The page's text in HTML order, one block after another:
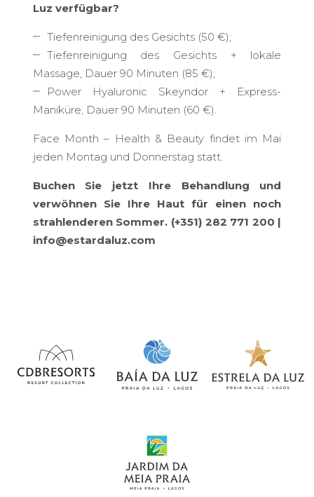
Luz verfügbar?
Tiefenreinigung des Gesichts (50 €);
Tiefenreinigung des Gesichts + lokale
Massage, Dauer 90 Minuten (85 €);
Power Hyaluronic Skeyndor + Express-
Maniküre, Dauer 90 Minuten (60 €).
Face Month – Health & Beauty findet im Mai
jeden Montag und Donnerstag statt.
Buchen Sie jetzt Ihre Behandlung und
verwöhnen Sie Ihre Haut für einen noch
strahlenderen Sommer. (+351) 282 771 200 |
info@estardaluz.com